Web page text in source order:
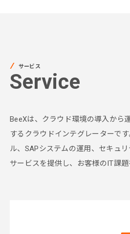
サービス
Service
BeeXは、クラウド環境の導入から
するクラウドインテグレーターです
ル、SAPシステムの運用、セキュ
サービスを提供し、お客様のIT課題